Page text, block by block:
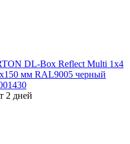
DL-Box Reflect Multi 1x4
мм RAL9005 черный
2 дней